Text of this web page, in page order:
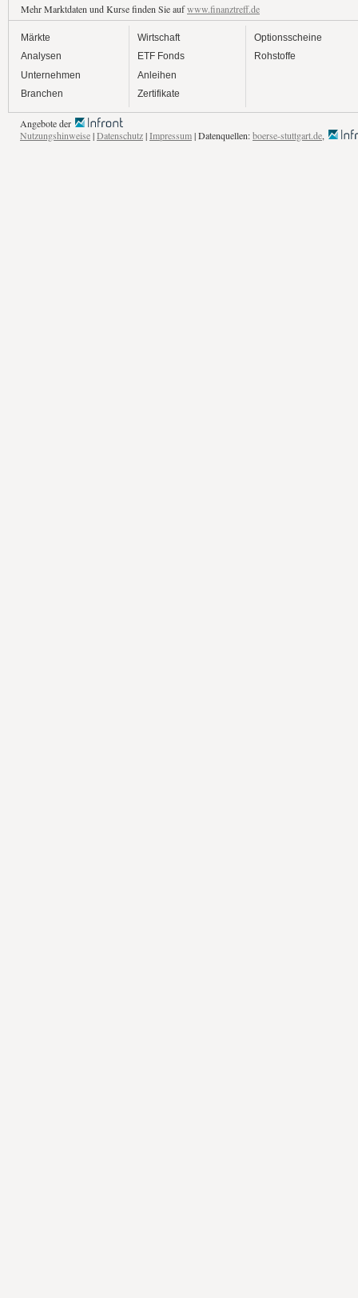
Mehr Marktdaten und Kurse finden Sie aufwww.finanztreff.de
Märkte
Analysen
Unternehmen
Branchen
Wirtschaft
ETF Fonds
Anleihen
Zertifikate
Optionsscheine
Rohstoffe
Angebote der
Nutzungshinweise|Datenschutz|Impressum| Datenquellen:boerse-stuttgart.de,